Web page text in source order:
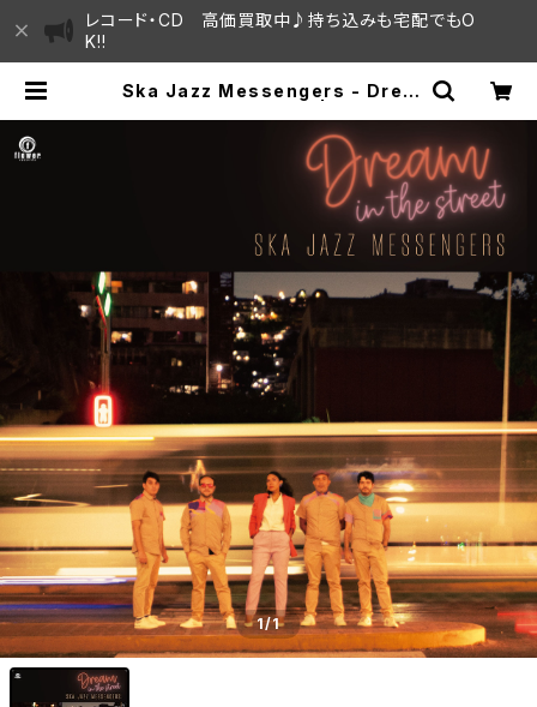
レコード・CD 高価買取中♪持ち込みも宅配でもO
K!!
Ska Jazz Messengers - Drea
HOUSE / ハレまち通りからすぐ♫見
晴らしの良いレコード屋
1/1